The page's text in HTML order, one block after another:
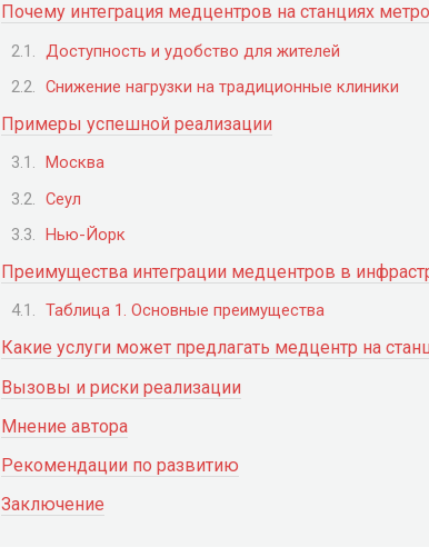
Почему интеграция медцентров на станциях
Доступность и удобство для жителей
Снижение нагрузки на традиционные клиники
Примеры успешной реализации
Москва
Сеул
Нью-Йорк
Преимущества интеграции медцентров в
Таблица 1. Основные преимущества
Какие услуги может предлагать медцентр на
Вызовы и риски реализации
Мнение автора
Рекомендации по развитию
Заключение